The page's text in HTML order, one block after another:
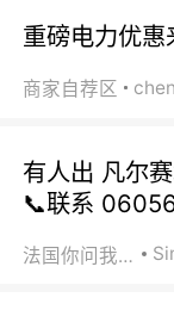
重磅电力优惠
商家自荐区
有人出 凡尔
📞联系
法国你问我答